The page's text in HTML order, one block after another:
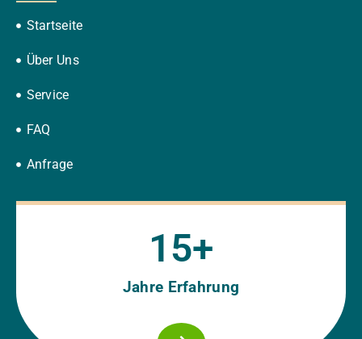
Startseite
Über Uns
Service
FAQ
Anfrage
Jahre Erfahrung
15+